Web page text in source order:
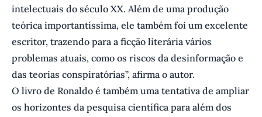
intelectuais do século XX. Além de uma produção
teórica importantíssima, ele também foi um excelente
escritor, trazendo para a ficção literária vários
problemas atuais, como os riscos da desinformação e
das teorias conspiratórias”, afirma o autor.
O livro de Ronaldo é também uma tentativa de ampliar
os horizontes da pesquisa científica para além dos